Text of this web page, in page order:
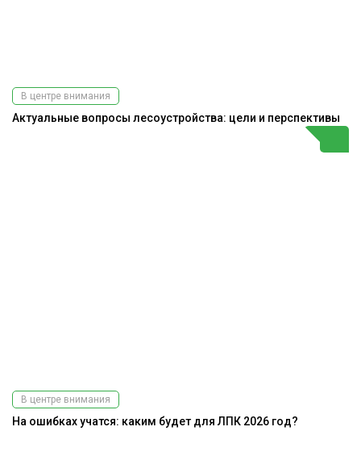
В центре внимания
Актуальные вопросы лесоустройства: цели и перспективы
В центре внимания
На ошибках учатся: каким будет для ЛПК 2026 год?